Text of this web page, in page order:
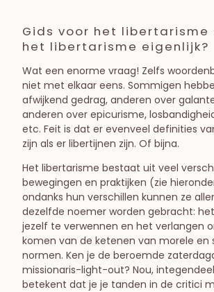
Gids voor het libertarisme
het libertarisme eigenlijk?
Wat een enorme vraag! Zelfs
niet met elkaar eens. Sommigen
afwijkend gedrag, anderen over
anderen over epicurisme,
etc. Feit is dat er evenveel definities
zijn als er libertijnen zijn. Of bijna.
Het libertarisme bestaat uit veel
bewegingen en praktijken (zie
ondanks hun verschillen kunnen ze
dezelfde noemer worden gebracht:
jezelf te verwennen en het verlangen
komen van de ketenen van morele en
normen. Ken je de beroemde
missionaris-light-out? Nou,
betekent dat je je tanden in de critici